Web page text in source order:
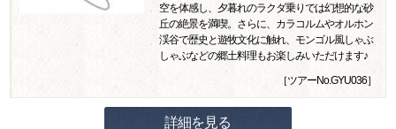
空を体感し、夕暮れのラクダ乗りでは幻想的な砂
丘の絶景を満喫。さらに、カラコルムやオルホン
渓谷で歴史と遊牧文化に触れ、モンゴル風しゃぶ
しゃぶなどの郷土料理もお楽しみいただけます♪
［ツアーNo.GYU036］
詳細を見る